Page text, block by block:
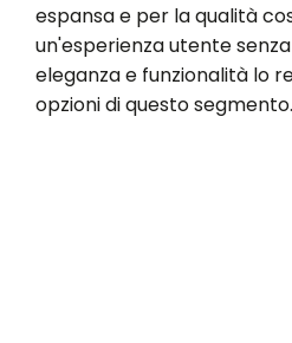
espansa e per la qualità
un'esperienza utente
eleganza e funzionalità lo
opzioni di questo segmento.